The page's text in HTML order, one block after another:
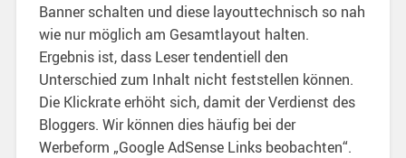
Banner schalten und diese layouttechnisch so nah
wie nur möglich am Gesamtlayout halten.
Ergebnis ist, dass Leser tendentiell den
Unterschied zum Inhalt nicht feststellen können.
Die Klickrate erhöht sich, damit der Verdienst des
Bloggers. Wir können dies häufig bei der
Werbeform „Google AdSense Links beobachten“.